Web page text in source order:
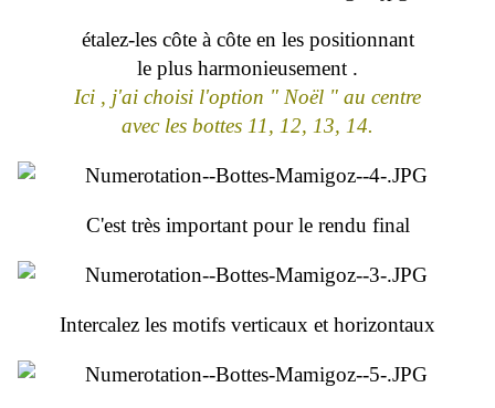
étalez-les côte à côte en les positionnant
le plus harmonieusement .
Ici , j'ai choisi l'option " Noël " au centre
avec les bottes 11, 12, 13, 14.
C'est très important pour le rendu final
Intercalez les motifs verticaux et horizontaux